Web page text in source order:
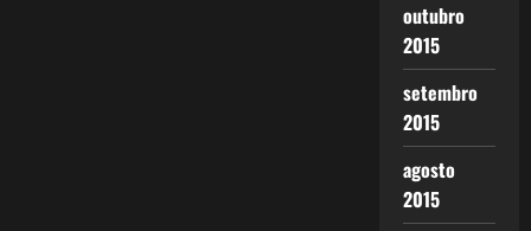
outubro
2015
setembro
2015
agosto
2015